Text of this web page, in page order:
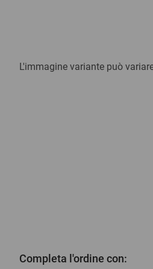
L'immagine variante può
Completa l'ordine con: